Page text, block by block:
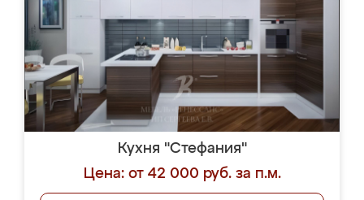
Кухня "Стефания"
Цена: от 42 000 руб. за п.м.